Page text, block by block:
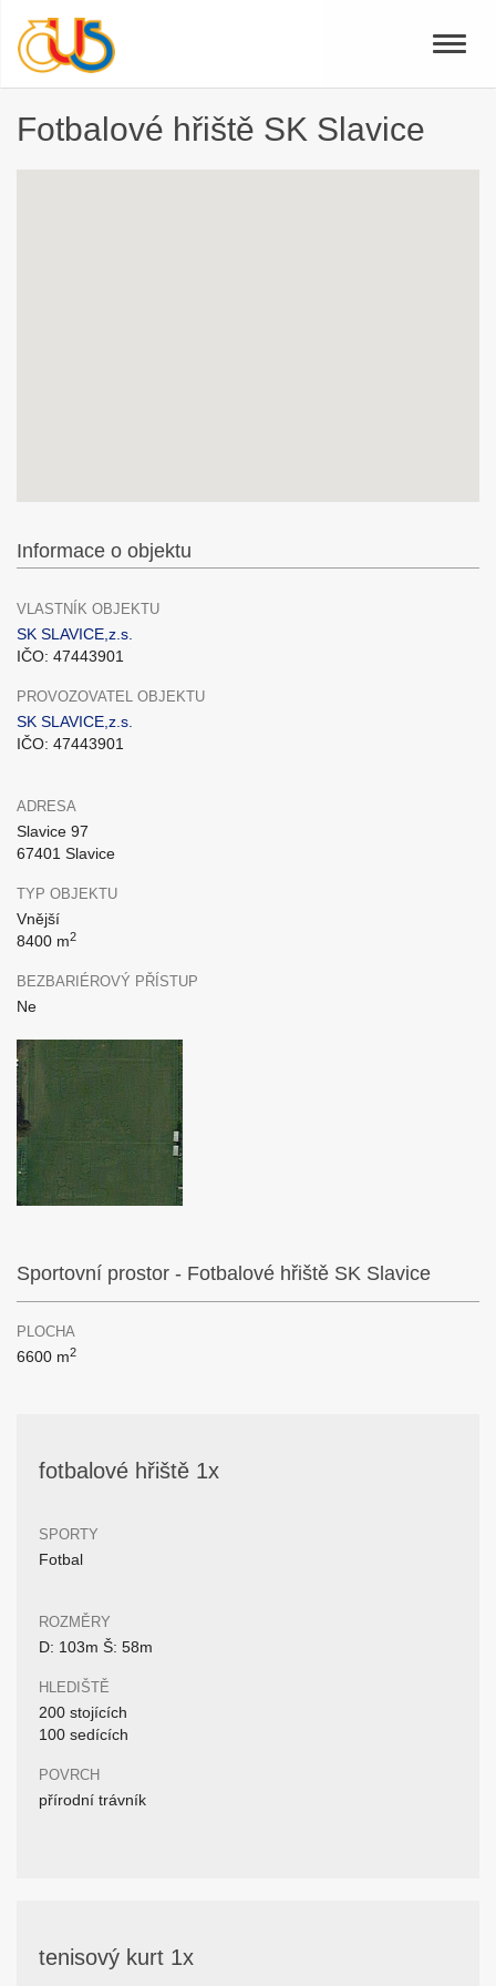
Toggle
Fotbalové hřiště SK Slavice
Informace o objektu
VLASTNÍK OBJEKTU
SK SLAVICE,z.s.
IČO: 47443901
PROVOZOVATEL OBJEKTU
SK SLAVICE,z.s.
IČO: 47443901
ADRESA
Slavice 97
67401 Slavice
TYP OBJEKTU
Vnější
8400 m2
BEZBARIÉROVÝ PŘÍSTUP
Ne
Sportovní prostor - Fotbalové hřiště SK Slavice
PLOCHA
6600 m2
fotbalové hřiště 1x
SPORTY
Fotbal
ROZMĚRY
D: 103m Š: 58m
HLEDIŠTĚ
200 stojících
100 sedících
POVRCH
přírodní trávník
tenisový kurt 1x